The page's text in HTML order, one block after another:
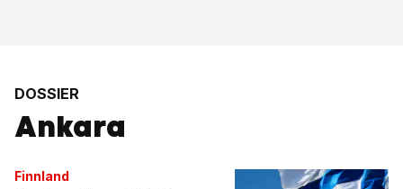
DOSSIER
Ankara
Finnland